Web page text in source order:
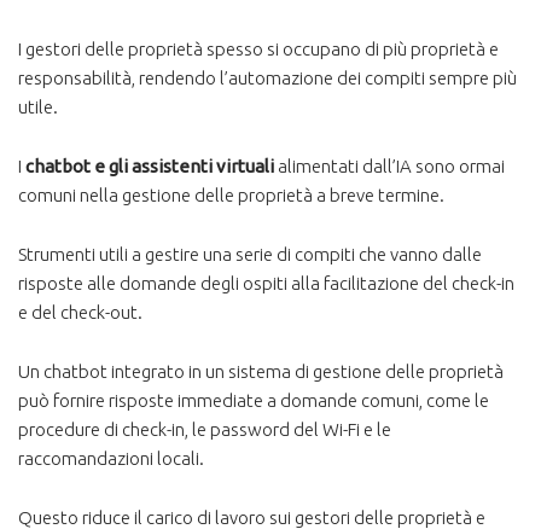
I gestori delle proprietà spesso si occupano di più proprietà e
responsabilità, rendendo l’automazione dei compiti sempre più
utile.
I chatbot e gli assistenti virtuali alimentati dall’IA sono ormai
comuni nella gestione delle proprietà a breve termine.
Strumenti utili a gestire una serie di compiti che vanno dalle
risposte alle domande degli ospiti alla facilitazione del check-in
e del check-out.
Un chatbot integrato in un sistema di gestione delle proprietà
può fornire risposte immediate a domande comuni, come le
procedure di check-in, le password del Wi-Fi e le
raccomandazioni locali.
Questo riduce il carico di lavoro sui gestori delle proprietà e